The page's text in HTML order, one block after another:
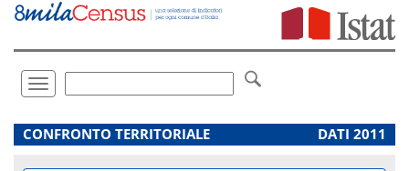
Vai
direttamente
Toggle
navigation
.
CONFRONTO TERRITORIALE DATI 2011